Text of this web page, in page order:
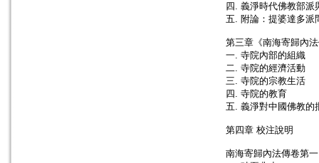
四. 義淨時代佛教部派
五. 附論：提婆達多派
第三章《南海寄歸內
一. 寺院內部的組織
二. 寺院的經濟活動
三. 寺院的宗教生活
四. 寺院的教育
五. 義淨對中國佛教的
第四章 校注說明
南海寄歸內法傳卷第一